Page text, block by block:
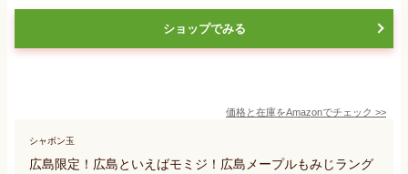
ショップでみる
価格と在庫をAmazonでチェック >>
シャボン玉
広島限定！広島といえばモミジ！広島メープルもみじラング